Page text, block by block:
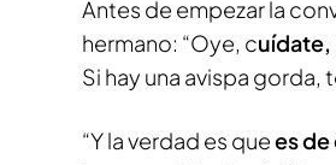
Antes de empezar la
hermano: “Oye, cuídate,
Si hay una avispa gorda,
“Y la verdad es quees de